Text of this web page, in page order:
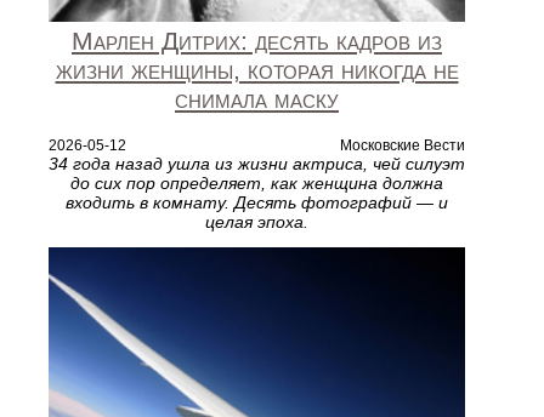
Марлен Дитрих: десять кадров из
жизни женщины, которая никогда не
снимала маску
2026-05-12 Московские Вести
34 года назад ушла из жизни актриса, чей силуэт
до сих пор определяет, как женщина должна
входить в комнату. Десять фотографий — и
целая эпоха.